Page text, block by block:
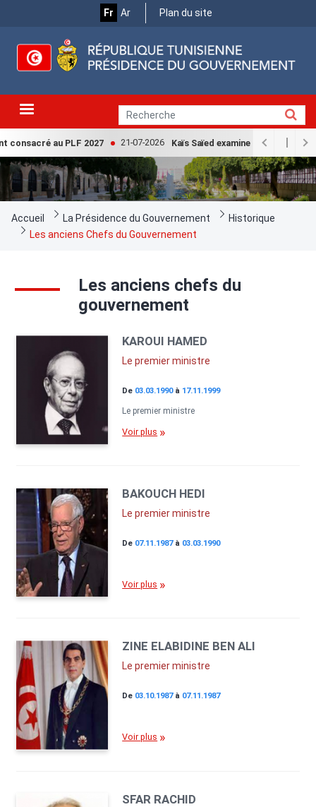
principal
Fr Ar
Menu
Plan du site
au PLF 2027 21-07-2026 Kaïs Saïed examine avec la Cheffe
Fil
d'Ariane
Accueil La Présidence du Gouvernement
Historique
Les anciens Chefs du Gouvernement
Les anciens chefs du
gouvernement
KAROUI HAMED
Le premier ministre
De 03.03.1990 à 17.11.1999
Le premier ministre
Voir plus
BAKOUCH HEDI
Le premier ministre
De 07.11.1987 à 03.03.1990
Voir plus
ZINE ELABIDINE BEN ALI
Le premier ministre
De 03.10.1987 à 07.11.1987
Voir plus
SFAR RACHID